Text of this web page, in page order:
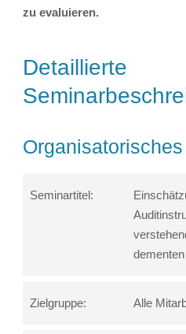
zu evaluieren.
Detaillierte
Organisatorisches
Seminartitel:
Zielgruppe: Alle